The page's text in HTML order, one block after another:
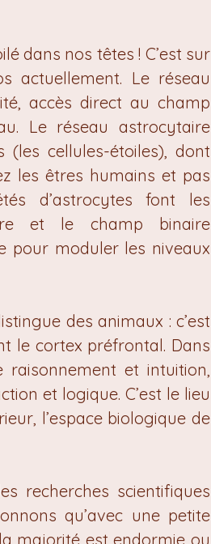
dans nos têtes ! C’est sur
actuellement. Le réseau
accès direct au champ
Le réseau astrocytaire
(les cellules-étoiles), dont
les êtres humains et pas
d’astrocytes font les
et le champ binaire
pour moduler les niveaux
des animaux : c’est
le cortex préfrontal. Dans
et intuition,
et logique. C’est le lieu
l’espace biologique de
recherches scientifiques
qu’avec une petite
majorité est endormie ou